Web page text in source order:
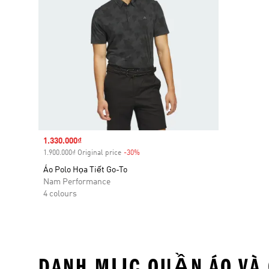
Sale price
1.330.000₫
1.900.000₫ Original price -30%
Áo Polo Họa Tiết Go-To
Nam Performance
4 colours